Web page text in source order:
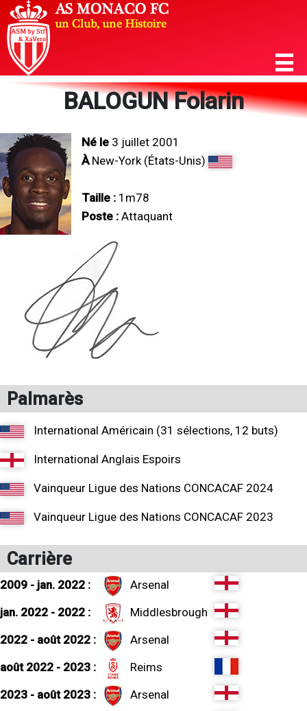
BALOGUN Folarin
Né le 3 juillet 2001
ÀNew-York (États-Unis)
Taille : 1m78
Poste : Attaquant
Palmarès
International Américain (31 sélections, 12 buts)
International Anglais Espoirs
Vainqueur Ligue des Nations CONCACAF 2024
Vainqueur Ligue des Nations CONCACAF 2023
Carrière
2009 - jan. 2022 :
Arsenal
jan. 2022 - 2022 :
Middlesbrough
2022 - août 2022 :
Arsenal
août 2022 - 2023 :
Reims
2023 - août 2023 :
Arsenal